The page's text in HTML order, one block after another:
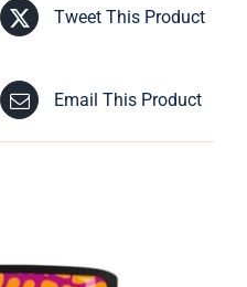
Tweet This Product
Email This Product